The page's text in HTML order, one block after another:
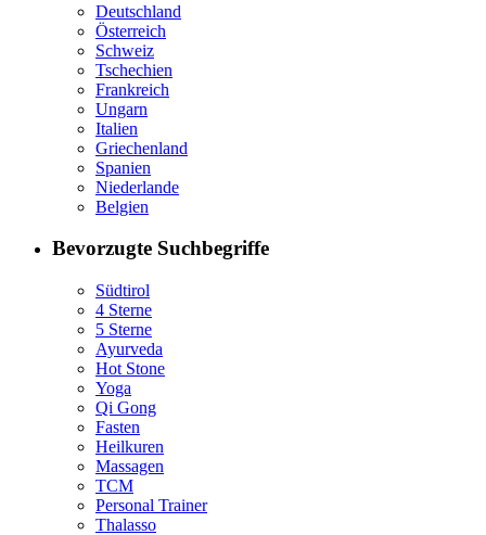
Deutschland
Österreich
Schweiz
Tschechien
Frankreich
Ungarn
Italien
Griechenland
Spanien
Niederlande
Belgien
Bevorzugte Suchbegriffe
Südtirol
4 Sterne
5 Sterne
Ayurveda
Hot Stone
Yoga
Qi Gong
Fasten
Heilkuren
Massagen
TCM
Personal Trainer
Thalasso